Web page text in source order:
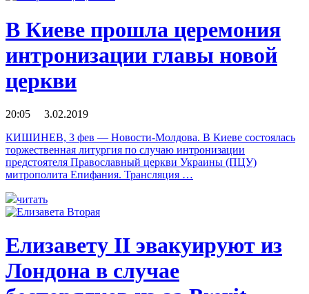
В Киеве прошла церемония
интронизации главы новой
церкви
20:05 3.02.2019
КИШИНЕВ, 3 фев — Новости-Молдова. В Киеве состоялась
торжественная литургия по случаю интронизации
предстоятеля Православный церкви Украины (ПЦУ)
митрополита Епифания. Трансляция …
читать
Елизавету II эвакуируют из
Лондона в случае